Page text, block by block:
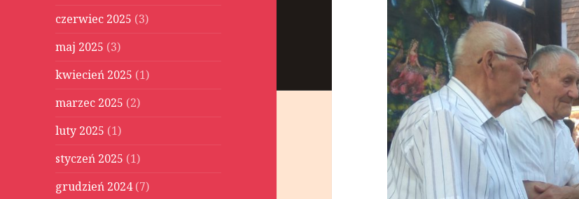
czerwiec 2025 (3)
maj 2025 (3)
kwiecień 2025 (1)
marzec 2025 (2)
luty 2025 (1)
styczeń 2025 (1)
grudzień 2024(7)